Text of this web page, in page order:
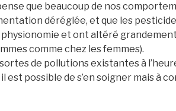
que beaucoup de nos
déréglée, et que les
et ont altéré
comme chez les femmes).
de pollutions existantes à
est possible de s’en soigner mais à